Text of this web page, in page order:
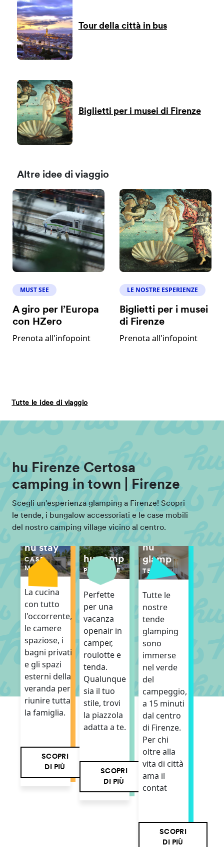
Tour della città in bus
Biglietti per i musei di Firenze
Altre idee di viaggio
MUST SEE
A giro per l’Europa
con HZero
Prenota all'infopoint
LE NOSTRE ESPERIENZE
Biglietti per i musei
di Firenze
Prenota all'infopoint
Tutte le idee di viaggio
hu Firenze Certosa
camping in town | Firenze
Scegli un'esperienza glamping a Firenze! Scopri
le tende, i bungalow accessoriati e le case mobili
del nostro camping village vicino al centro.
hu stay
CASE
MOBILI
La cucina
con tutto
l'occorrente,
le camere
spaziose, i
bagni privati
e gli spazi
esterni della
veranda per
riunire tutta
la famiglia.
SCOPRI
DI PIÙ
hu camp
PIAZZOLE
Perfette
per una
vacanza
openair in
camper,
roulotte e
tenda.
Qualunque
sia il tuo
stile, trovi
la piazzola
adatta a te.
SCOPRI
DI PIÙ
hu
glamp
TENDE
Tutte le
nostre
tende
glamping
sono
immerse
nel verde
del
campeggio,
a 15 minuti
dal centro
di Firenze.
Per chi
oltre alla
vita di città
ama il
contat
SCOPRI
DI PIÙ